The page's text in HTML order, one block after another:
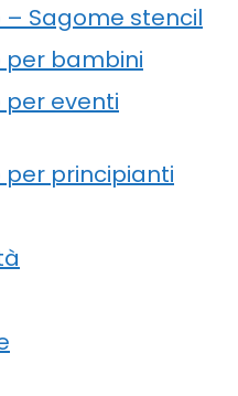
Sagome stencil
per bambini
eventi
principianti